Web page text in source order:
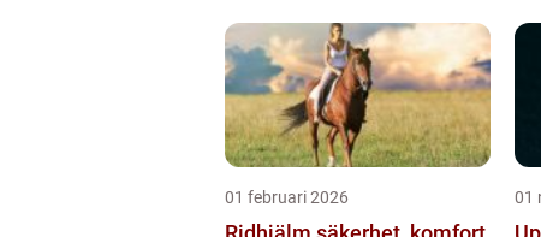
01 februari 2026 01